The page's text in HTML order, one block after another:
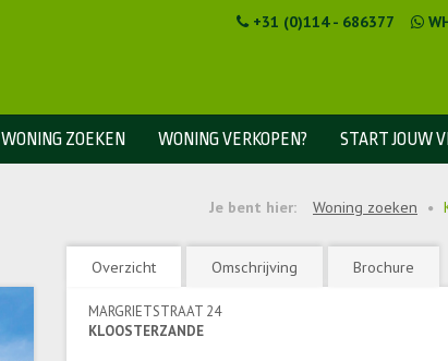
+31 (0)114 - 686377
WONING ZOEKEN WONING VERKOPEN? START JOUW
Je bent hier: Woning zoeken
Overzicht Omschrijving Brochure
MARGRIETSTRAAT 24
KLOOSTERZANDE